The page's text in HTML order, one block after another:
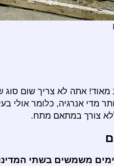
מאוד! אתה לא צריך שום
מדי אנרגיה, כלומר אולי
צורך במתאם מתח.
משמשים בשתי